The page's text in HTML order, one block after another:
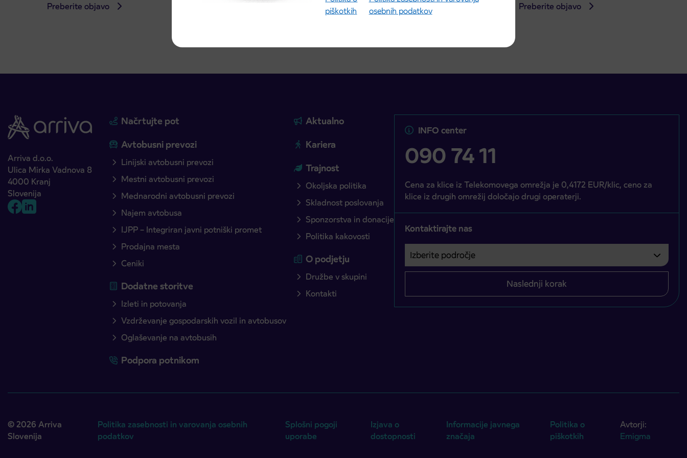
piškotkih
osebnih podatkov
Preberite objavo Preberite objavo Preberite objavo
Arriva d.o.o.
Ulica Mirka Vadnova 8
4000 Kranj
Slovenija
Načrtujte pot
Avtobusni prevozi
Linijski avtobusni prevozi
Mestni avtobusni prevozi
Mednarodni avtobusni prevozi
Najem avtobusa
IJPP – Integriran javni potniški promet
Prodajna mesta
Ceniki
Dodatne storitve
Izleti in potovanja
Vzdrževanje gospodarskih vozil in avtobusov
Oglaševanje na avtobusih
Podpora potnikom
Aktualno
Kariera
Trajnost
Okoljska politika
Skladnost poslovanja
Sponzorstva in donacije
Politika kakovosti
O podjetju
Družbe v skupini
Kontakti
INFO center
090 74 11
Cena za klice iz Telekomovega omrežja je 0,4172 EUR/klic, ceno za
klice iz drugih omrežij določajo drugi operaterji.
Kontaktirajte nas
Izberite področje
Področje je obvezno izbrati.
Naslednji korak
© 2026 Arriva
Slovenija
Politika zasebnosti in varovanja osebnih
podatkov
Splošni pogoji
uporabe
Izjava o
dostopnosti
Informacije javnega
značaja
Politika o
piškotkih
Avtorji:
Emigma